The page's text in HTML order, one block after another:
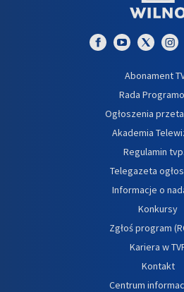
Abonament
Rada
Ogłoszenia
Akademia
Regulamin
Telegazeta
Informacje o
Konkursy
Zgłoś program
Kariera w
Kontakt
Centrum